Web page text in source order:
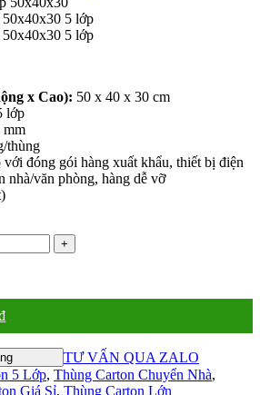
x Cao): 50 x 40 x 30 cm
lớp
mm
thùng
với đóng gói hàng xuất khẩu, thiết bị điện
nhà/văn phòng, hàng dễ vỡ
+
TƯ VẤN QUA ZALO
5 Lớp, Thùng Carton Chuyển Nhà,
Giá Sỉ, Thùng Carton Lớn